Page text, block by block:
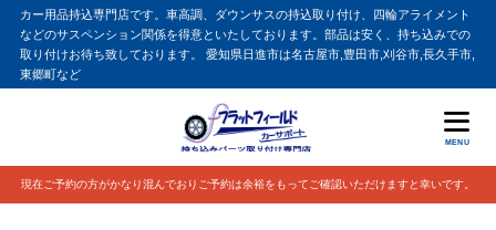
カー用品持込専門店です。車高調、ダウンサスの持込取り付け、四輪アライメント
などのサスペンション関係を得意といたしております。部品は安く、持ち込みでの
取り付けお待ち致しております。 愛知県日進市は名古屋市,豊田市,刈谷市,長久手市,
東郷町など
MENU
現在ご予約の方がかなり混んでおりご予約は余裕をもってご確認いただけますと幸いです。